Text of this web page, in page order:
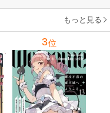
もっと見る
3位